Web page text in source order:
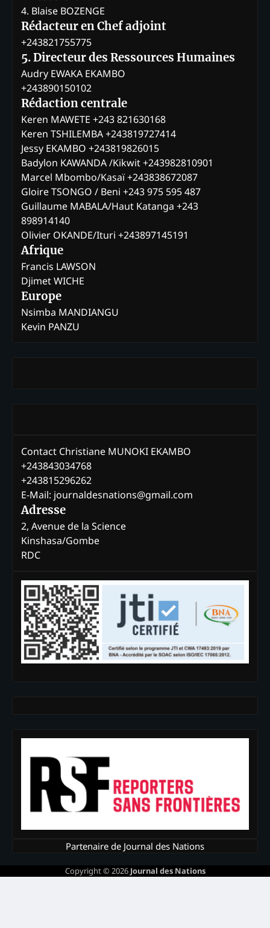
4. Blaise BOZENGE
Rédacteur en Chef adjoint
+243821755775
5. Directeur des Ressources Humaines
Audry EWAKA EKAMBO
+243890150102
Rédaction centrale
Keren MAWETE +243 821630168
Keren TSHILEMBA +243819727414
Jessy EKAMBO +243819826015
Badylon KAWANDA /Kikwit +243982810901
Marcel Mbombo/Kasaï +243838672087
Gloire TSONGO / Beni +243 975 595 487
Guillaume MABALA/Haut Katanga +243
898914140
Olivier OKANDE/Ituri +243897145191
Afrique
Francis LAWSON
Djimet WICHE
Europe
Nsimba MANDIANGU
Kevin PANZU
Contact Christiane MUNOKI EKAMBO
+243843034768
+243815296262
E-Mail: journaldesnations@gmail.com
Adresse
2, Avenue de la Science
Kinshasa/Gombe
RDC
Partenaire de Journal des Nations
Copyright © 2026 Journal des Nations